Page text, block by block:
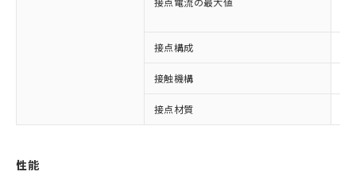
接点構成
接触機構
接点材質
性能